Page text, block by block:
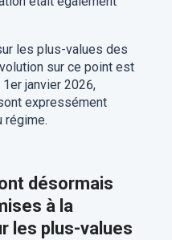
les plus-values des
sur ce point est
janvier 2026,
expressément
régime.
désormais
à la
les plus-values